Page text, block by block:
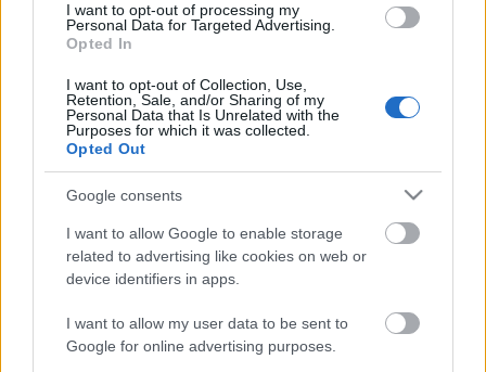
I want to opt-out of processing my
Personal Data for Targeted Advertising.
Opted In
I want to opt-out of Collection, Use,
Retention, Sale, and/or Sharing of my
Personal Data that Is Unrelated with the
Purposes for which it was collected.
Opted Out
Google consents
I want to allow Google to enable storage
related to advertising like cookies on web or
device identifiers in apps.
I want to allow my user data to be sent to
Google for online advertising purposes.
című új NBC-sitcomban. A Homeland-rajongók
kiborultak, mert múlt hétvégén nem…
Hírek kávé mellé
2014. szeptember 17.
Gillian Jacobs (Community, képünkön) és Paul Rust
(Super Fun Night) Judd Apatow új, Love című
sitcomjában kapott szerepet. A Netflix két évadot
kért belőle. A Fox újabb képregénysorozatot rendelt,
címmel a Sandman-képregény…